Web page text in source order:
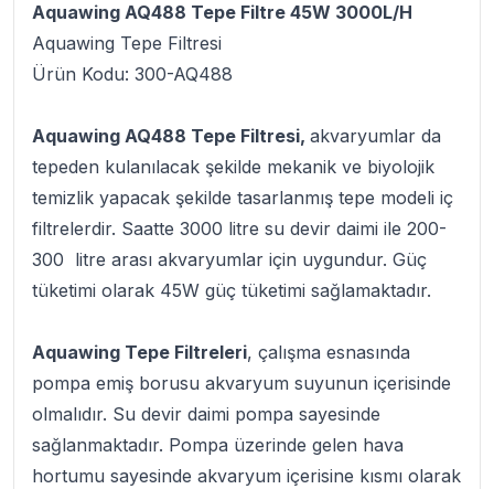
Aquawing AQ488 Tepe Filtre 45W 3000L/H
Aquawing Tepe Filtresi
Ürün Kodu: 300-AQ488
Aquawing AQ488 Tepe Filtresi, akvaryumlar da
tepeden kulanılacak şekilde mekanik ve biyolojik
temizlik yapacak şekilde tasarlanmış tepe modeli iç
filtrelerdir. Saatte 3000 litre su devir daimi ile 200-
300 litre arası akvaryumlar için uygundur. Güç
tüketimi olarak 45W güç tüketimi sağlamaktadır.
Aquawing Tepe Filtreleri, çalışma esnasında
pompa emiş borusu akvaryum suyunun içerisinde
olmalıdır. Su devir daimi pompa sayesinde
sağlanmaktadır. Pompa üzerinde gelen hava
hortumu sayesinde akvaryum içerisine kısmı olarak